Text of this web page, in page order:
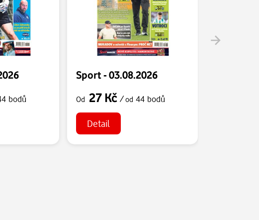
bodů
Sport - 03.08.2026
Od 27 Kč/od 44 bodů
Detail